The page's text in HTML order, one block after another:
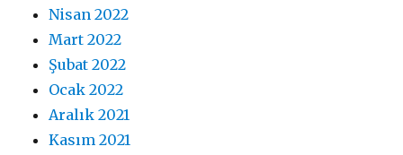
Nisan 2022
Mart 2022
Şubat 2022
Ocak 2022
Aralık 2021
Kasım 2021